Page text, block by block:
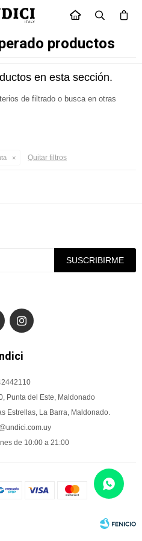
INICIO
productos
en esta sección.
de filtrado o busca en otras
Quitar filtros
Punta del Este, Maldonado
Estrellas, La Barra, Maldonado.
de 10:00 a 21:00
SUSCRIBIRME
